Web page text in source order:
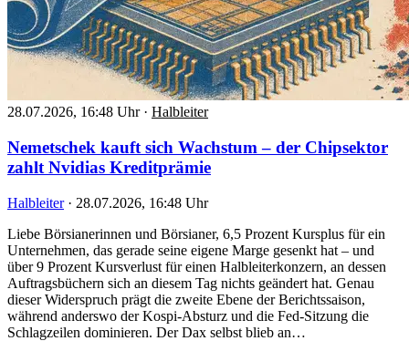
28.07.2026, 16:48 Uhr · Halbleiter
Nemetschek kauft sich Wachstum – der Chipsektor
zahlt Nvidias Kreditprämie
Halbleiter · 28.07.2026, 16:48 Uhr
Liebe Börsianerinnen und Börsianer, 6,5 Prozent Kursplus für ein
Unternehmen, das gerade seine eigene Marge gesenkt hat – und
über 9 Prozent Kursverlust für einen Halbleiterkonzern, an dessen
Auftragsbüchern sich an diesem Tag nichts geändert hat. Genau
dieser Widerspruch prägt die zweite Ebene der Berichtssaison,
während anderswo der Kospi-Absturz und die Fed-Sitzung die
Schlagzeilen dominieren. Der Dax selbst blieb an…